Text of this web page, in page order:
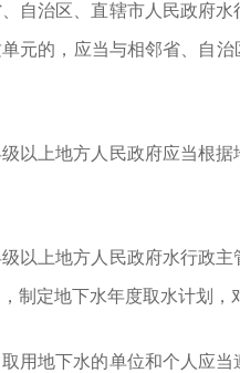
自治区、直辖市人民政府水
元的，应当与相邻省、自
以上地方人民政府应当根据
以上地方人民政府水行政主
制定地下水年度取水计划
用地下水的单位和个人应当